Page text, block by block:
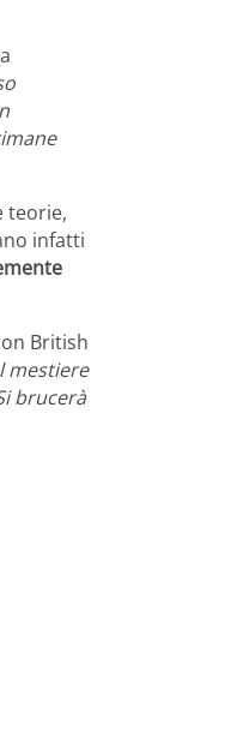
teorie,
infatti
British
mestiere
brucerà